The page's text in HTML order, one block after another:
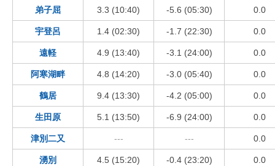
弟子屈 3.3 (10:40) -5.6 (05:30) 0.0
宇登呂 1.4 (02:30) -1.7 (22:30) 0.0
遠軽 4.9 (13:40) -3.1 (24:00) 0.0
阿寒湖畔 4.8 (14:20) -3.0 (05:40) 0.0
鶴居 9.4 (13:30) -4.2 (05:00) 0.0
生田原 5.1 (13:50) -6.9 (24:00) 0.0
津別二又 --- --- 0.0
湧別 4.5 (15:20) -0.4 (23:20) 0.0